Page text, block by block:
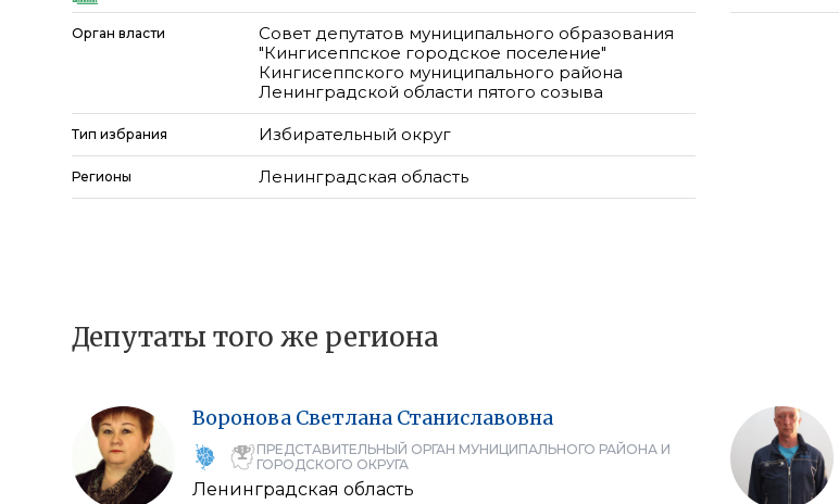
Орган власти
Совет депутатов муниципального образования
"Кингисеппское городское поселение"
Кингисеппского муниципального района
Ленинградской области пятого созыва
Тип избрания Избирательный округ
Регионы Ленинградская область
Депутаты того же региона
Воронова Светлана Станиславовна
ПРЕДСТАВИТЕЛЬНЫЙ ОРГАН МУНИЦИПАЛЬНОГО РАЙОНА И
ГОРОДСКОГО ОКРУГА
Ленинградская область